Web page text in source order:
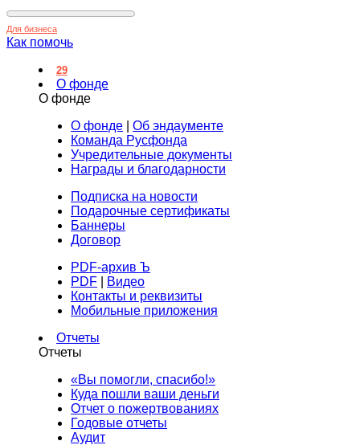
Для бизнеса
Как помочь
29
О фонде
О фонде
О фонде
Об эндаументе
Команда Русфонда
Учредительные документы
Награды и благодарности
Подписка на новости
Подарочные сертификаты
Баннеры
Договор
PDF-архив Ъ
PDF
Видео
Контакты и реквизиты
Мобильные приложения
Отчеты
Отчеты
«Вы помогли, спасибо!»
Куда пошли ваши деньги
Отчет о пожертвованиях
Годовые отчеты
Аудит